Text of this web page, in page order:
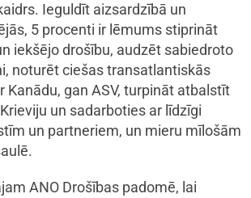
Ieguldīt aizsardzībā un
5 procenti ir lēmums stiprināt
iekšējo drošību, audzēt sabiedroto
noturēt ciešas transatlantiskās
Kanādu, gan ASV, turpināt atbalstīt
un sadarboties ar līdzīgi
un partneriem, un mieru mīlošām
ANO Drošības padomē, lai